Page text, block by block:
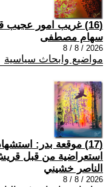
(16) غريب امور عجيب قضية
سهام مصطفى
2026 / 8 / 8
مواضيع وابحاث سياسية
(17) موقعة بدر:
استعراضية من قبل
الناصر خشيني
2026 / 8 / 8